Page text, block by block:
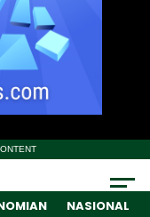
NASIONAL